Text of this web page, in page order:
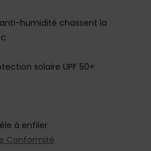
humidité chassent la
solaire UPF 50+
à enfiler
Conformité